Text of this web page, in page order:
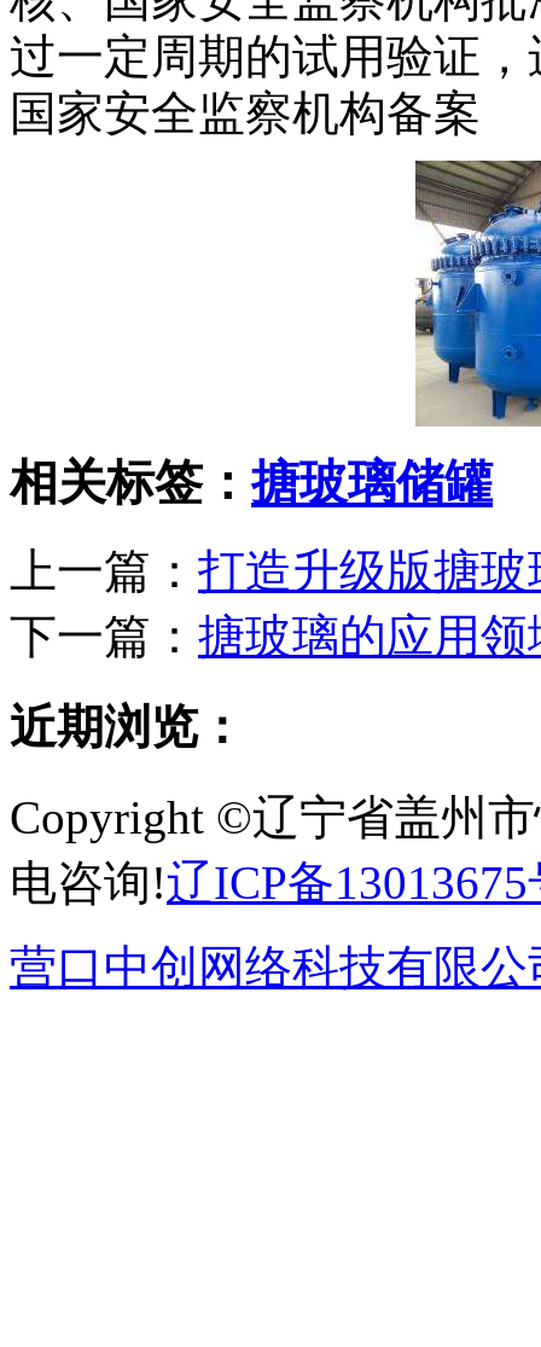
过一定周期的试用验证
国家安全监察机构备案
相关标签：搪玻璃储罐
上一篇： 打造升级版搪玻
下一篇： 搪玻璃的应用领
近期浏览：
Copyright ©辽宁省盖州
电咨询!辽ICP备
营口中创网络科技有限